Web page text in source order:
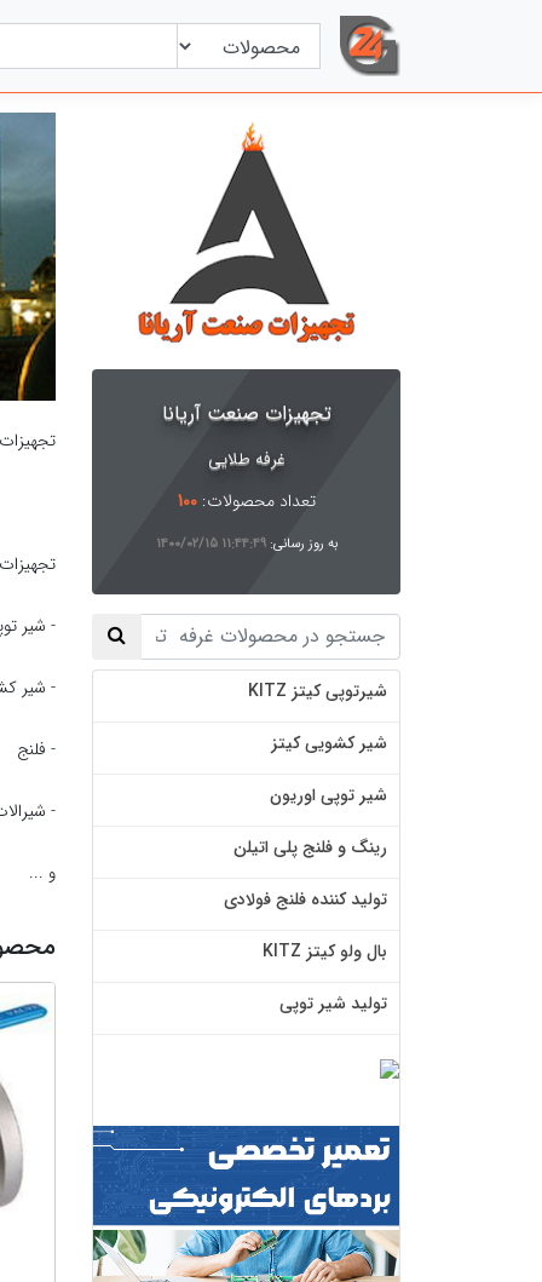
تجهیزات صنعت آریانا
غرفه طلایی
تعداد محصولات:100
به روز رسانی:۱۴۰۰/۰۲/۱۵ ۱۱:۴۴:۴۹
شیرتوپی کیتز KITZ
شیر کشویی کیتز
شیر توپی اوریون
رینگ و فلنج پلی اتیلن
تولید کننده فلنج فولادی
بال ولو کیتز KITZ
تولید شیر توپی
- شیر
- شیر
- فلنج
-
و ...